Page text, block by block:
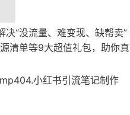
“没流量、难变现、缺帮卖”
清单等9大超值礼包，助你真
小红书引流笔记制作